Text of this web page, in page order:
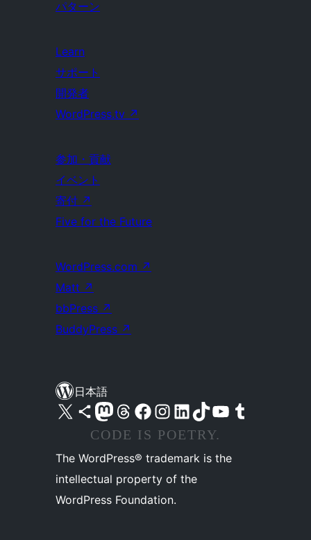
パターン
Learn
サポート
開発者
WordPress.tv ↗
参加・貢献
イベント
寄付 ↗
Five for the Future
WordPress.com ↗
Matt ↗
bbPress ↗
BuddyPress ↗
日本語
X (旧 Twitter) アカウントへ Bluesky アカウントへ Mastodon アカウントへ Threads アカウントへ Facebook ページへ Instagram アカウントへ LinkedIn アカウントへTikTok アカウントへ YouTube チャンネルへ Tumblr アカウントへ
CODE IS POETRY.
The WordPress® trademark is the
intellectual property of the
WordPress Foundation.